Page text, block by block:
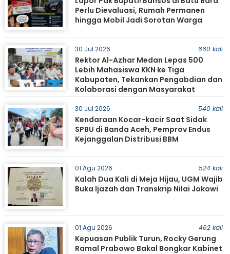
Perlu Dievaluasi, Rumah Permanen
hingga Mobil Jadi Sorotan Warga
30 Jul 2026 660 kali
Rektor Al-Azhar Medan Lepas 500
Lebih Mahasiswa KKN ke Tiga
Kabupaten, Tekankan Pengabdian dan
Kolaborasi dengan Masyarakat
30 Jul 2026 540 kali
Kendaraan Kocar-kacir Saat Sidak
SPBU di Banda Aceh, Pemprov Endus
Kejanggalan Distribusi BBM
01 Agu 2026 524 kali
Kalah Dua Kali di Meja Hijau, UGM Wajib
Buka Ijazah dan Transkrip Nilai Jokowi
01 Agu 2026 462 kali
Kepuasan Publik Turun, Rocky Gerung
Ramal Prabowo Bakal Bongkar Kabinet